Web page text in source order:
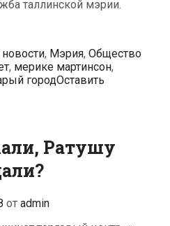
таллинской мэрии.
, Мэрия, Общество
, мерике мартинсон,
городОставить
Ратушу
от admin